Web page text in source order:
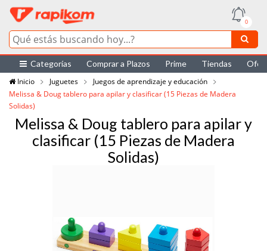
0
Categorías Comprar a Plazos Prime Tiendas
Inicio
Juguetes
Juegos de aprendizaje y educación
Melissa & Doug tablero para apilar y clasificar (15 Piezas de Madera
Solidas)
Melissa & Doug tablero para apilar y
clasificar (15 Piezas de Madera
Solidas)